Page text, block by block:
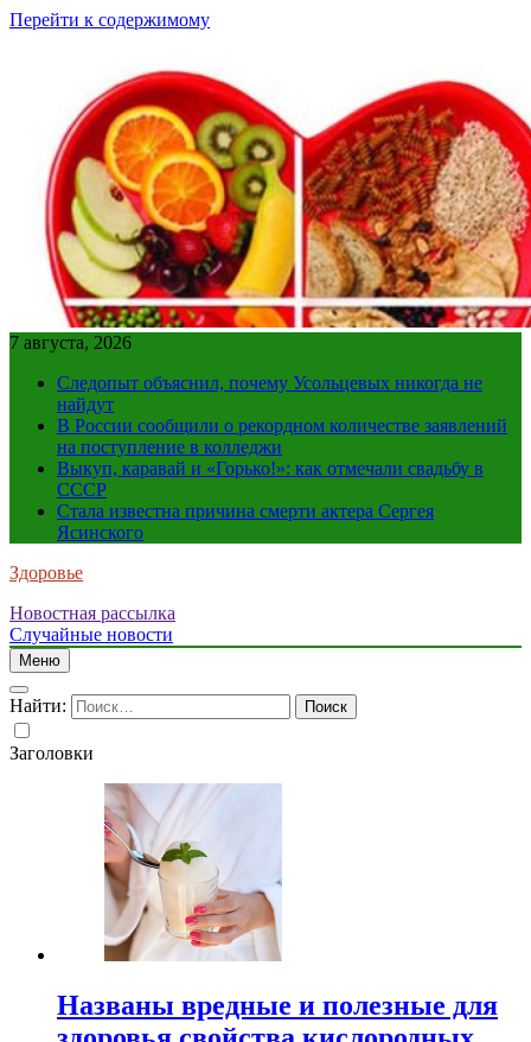
Перейти к содержимому
7 августа, 2026
Следопыт объяснил, почему Усольцевых никогда не
найдут
В России сообщили о рекордном количестве заявлений
на поступление в колледжи
Выкуп, каравай и «Горько!»: как отмечали свадьбу в
СССР
Стала известна причина смерти актера Сергея
Ясинского
Здоровье
Новостная рассылка
Случайные новости
Меню
Найти:
Заголовки
Названы вредные и полезные для